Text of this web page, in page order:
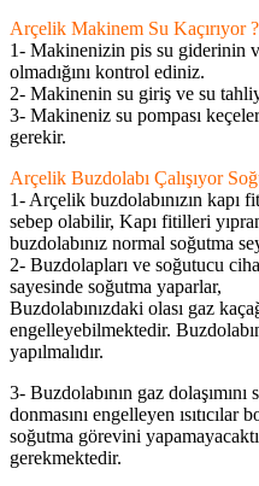
Arçelik Makinem Su Kaçırıyor ?
1- Makinenizin pis su giderinin
olmadığını kontrol ediniz.
2- Makinenin su giriş ve su
3- Makineniz su pompası
gerekir.
Arçelik Buzdolabı Çalışıyor
1- Arçelik buzdolabınızın kapı
sebep olabilir, Kapı fitilleri
buzdolabınız normal soğutma
2- Buzdolapları ve soğutucu
sayesinde soğutma yaparlar,
Buzdolabınızdaki olası gaz
engelleyebilmektedir.
yapılmalıdır.
3- Buzdolabının gaz
donmasını engelleyen
soğutma görevini
gerekmektedir.